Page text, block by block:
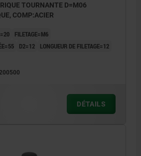
TOURNANTE D=M06
COMP:ACIER
FILETAGE=M6
D2=12
LONGUEUR DE FILETAGE=12
DÉTAILS